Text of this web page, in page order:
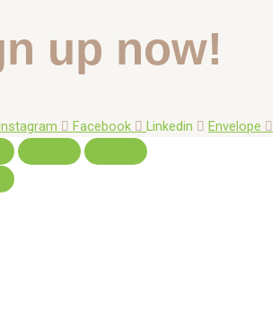
up now!
Facebook Linkedin Envelope